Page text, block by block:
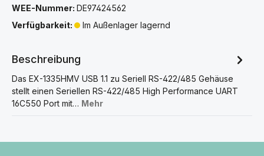
WEE-Nummer: DE97424562
Verfügbarkeit:
Im Außenlager lagernd
Beschreibung
Das EX-1335HMV USB 1.1 zu Seriell RS-422/485 Gehäuse
stellt einen Seriellen RS-422/485 High Performance UART
16C550 Port mit… Mehr